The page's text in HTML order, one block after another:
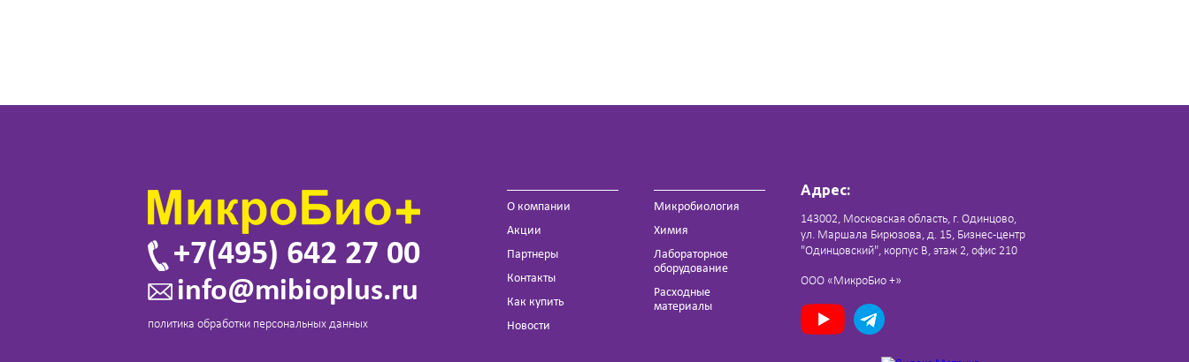
+7(495) 642 27 00
info@mibioplus.ru
политика обработки персональных данных
О компании
Акции
Партнеры
Контакты
Как купить
Новости
Микробиология
Химия
Лабораторное
оборудование
Расходные
материалы
Адрес:
143002, Московская область, г. Одинцово,
ул. Маршала Бирюзова, д. 15, Бизнес-центр
"Одинцовский", корпус В, этаж 2, офис 210
ООО «МикроБио +»